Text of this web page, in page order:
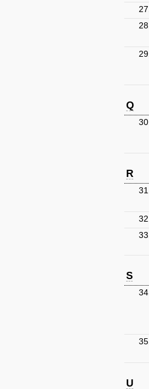
27.
28.
29.
Q
30.
R
31.
32.
33.
S
34.
35.
U